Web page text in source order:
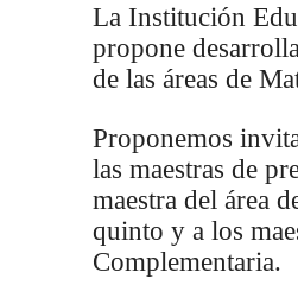
La Institución
propone
de las áreas de
Proponemos
las maestras de
maestra del área
quinto y a los
Complementaria.